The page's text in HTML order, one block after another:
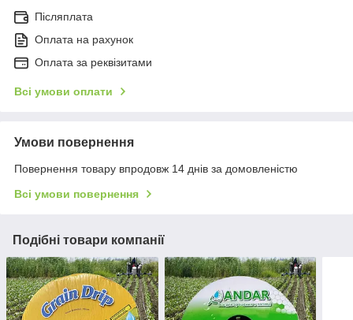
Післяплата
Оплата на рахунок
Оплата за реквізитами
Всі умови оплати
Умови повернення
Повернення товару впродовж 14 днів за домовленістю
Всі умови повернення
Подібні товари компанії